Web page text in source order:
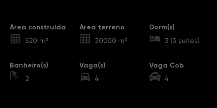
Área construída
520 m²
Área terreno
30000 m²
Dorm(s)
3 (3 suítes)
Banheiro(s)
2
Vaga(s)
4
Vaga Cob.
4